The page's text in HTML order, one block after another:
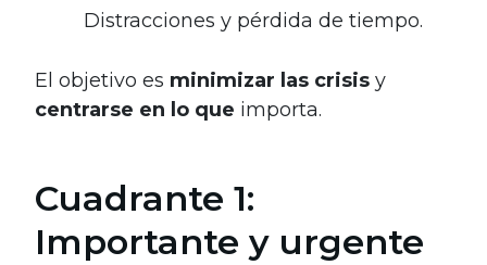
Distracciones y pérdida de tiempo.
El objetivo es minimizar las crisis y
centrarse en lo que importa.
Cuadrante 1:
Importante y urgente